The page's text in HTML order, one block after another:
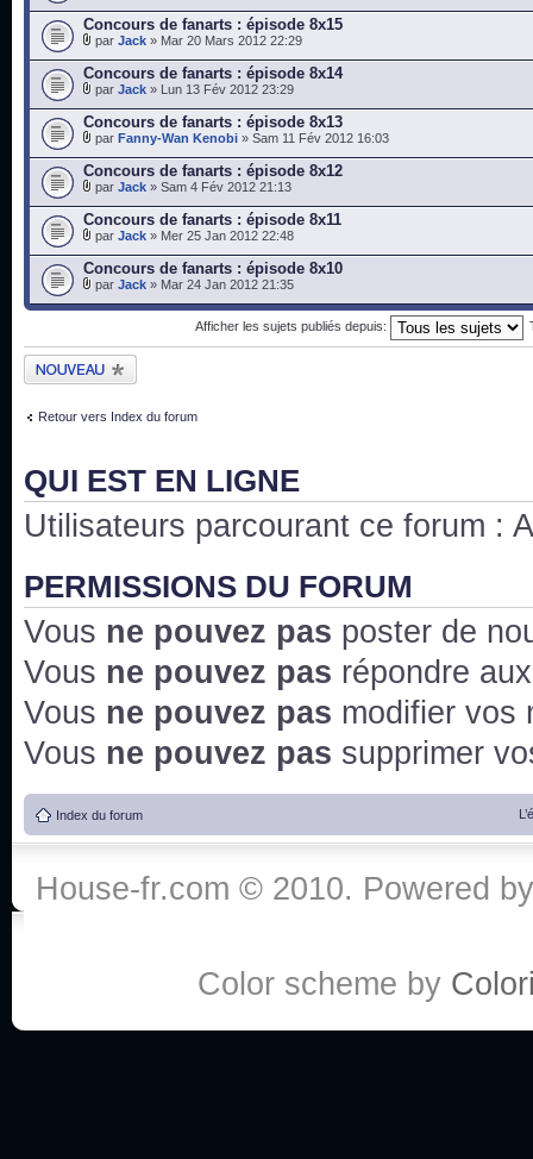
Concours de fanarts : épisode 8x15
par Jack » Mar 20 Mars 2012 22:29
Concours de fanarts : épisode 8x14
par Jack » Lun 13 Fév 2012 23:29
Concours de fanarts : épisode 8x13
par Fanny-Wan Kenobi » Sam 11 Fév 2012 16:03
Concours de fanarts : épisode 8x12
par Jack » Sam 4 Fév 2012 21:13
Concours de fanarts : épisode 8x11
par Jack » Mer 25 Jan 2012 22:48
Concours de fanarts : épisode 8x10
par Jack » Mar 24 Jan 2012 21:35
Afficher les sujets publiés depuis:
Publier un nouveau
sujet
Retour vers Index du forum
QUI EST EN LIGNE
Utilisateurs parcourant ce forum :
PERMISSIONS DU FORUM
Vous ne pouvez pas poster de
Vous ne pouvez pas répondre
Vous ne pouvez pas modifier vos
Vous ne pouvez pas supprimer
Index du forum
House-fr.com © 2010. Powered
Color scheme by